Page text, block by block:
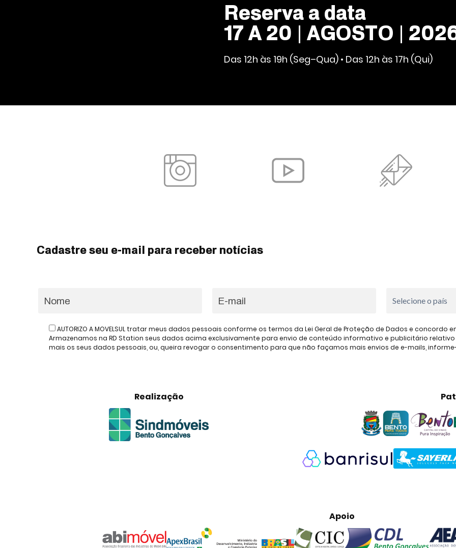
Reserva a data
17 A 20 | AGOSTO |
Das 12h às 19h (Seg–Qua) • Das 12h às 17h (Qui)
Cadastre seu e-mail para receber notícias
AUTORIZO A MOVELSUL tratar meus dados pessoais conforme os termos da Lei Geral de Proteção de Dados e
Armazenamos na RD Station seus dados acima exclusivamente para envio de conteúdo informativo e publicitário relativo à
mais os seus dados pessoais, ou, queira revogar o consentimento para que não façamos mais envios de e-mails,
Realização
Apoio